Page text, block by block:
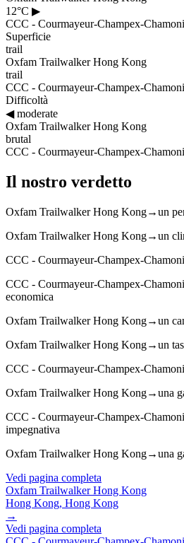
12°C ▶
CCC - Courmayeur-Champex-
Superficie
trail
Oxfam Trailwalker Hong Kong
trail
CCC - Courmayeur-Champex-
Difficoltà
◀moderate
Oxfam Trailwalker Hong Kong
brutal
CCC - Courmayeur-Champex-
Il nostro verdetto
Oxfam Trailwalker Hong Kong→un
Oxfam Trailwalker Hong Kong→un
CCC - Courmayeur-Champex-
CCC - Courmayeur-Champex-
economica
Oxfam Trailwalker Hong Kong→un
Oxfam Trailwalker Hong Kong→un
CCC - Courmayeur-Champex-
Oxfam Trailwalker Hong Kong→una
CCC - Courmayeur-Champex-
impegnativa
Oxfam Trailwalker Hong Kong→una
Vedi pagina completa
Oxfam Trailwalker Hong Kong
Hong Kong, Hong Kong
→
Vedi pagina completa